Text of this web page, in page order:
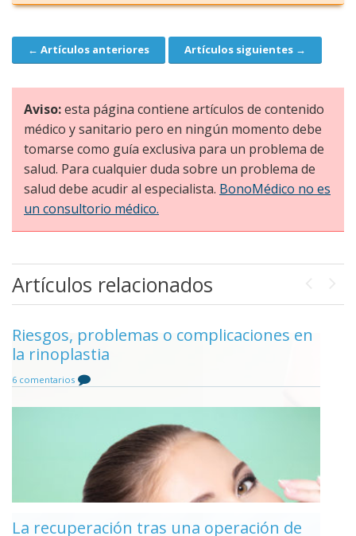
Navegación
← Artículos anteriores Artículos siguientes →
Aviso:esta página contiene artículos de contenido
médico y sanitario pero en ningún momento debe
tomarse como guía exclusiva para un problema de
salud. Para cualquier duda sobre un problema de
salud debe acudir al especialista. BonoMédico no es
un consultorio médico.
Artículos relacionados
La edad ideal para la rinoplastia
Riesgos, problemas o complicaciones en
la rinoplastia
6 comentarios
La recuperación tras una operación de
La anestesia en la rinoplastia
Comentar
Next